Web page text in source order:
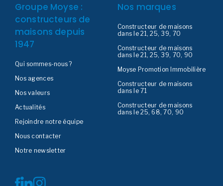
Groupe Moyse :
constructeurs de
maisons depuis
1947
Qui sommes-nous ?
Nos agences
Nos valeurs
Actualités
Rejoindre notre équipe
Nous contacter
Notre newsletter
Nos marques
Constructeur de maisons
dans le 21, 25, 39, 70
Constructeur de maisons
dans le 21, 25, 39, 70, 90
Moyse Promotion Immobilière
Constructeur de maisons
dans le 71
Constructeur de maisons
dans le 25, 68, 70, 90